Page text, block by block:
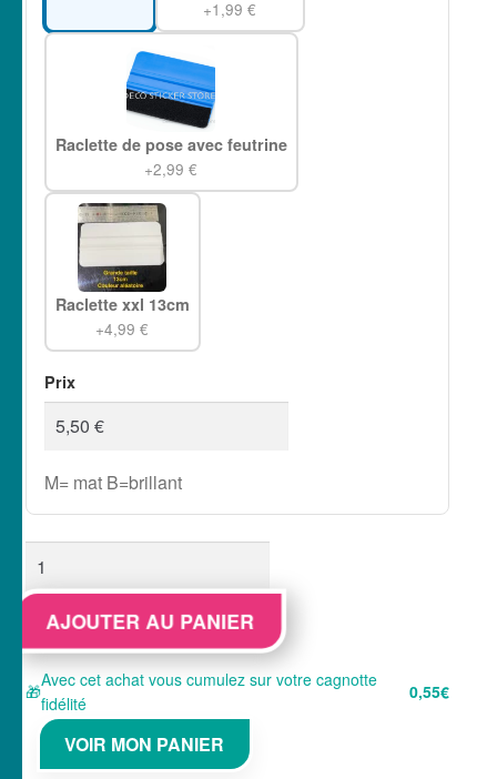
+1,99 €
Raclette de pose avec feutrine
+2,99 €
Raclette xxl 13cm
+4,99 €
Prix
M= mat B=brillant
de
Sticker
Autocollant
4x4
4WD
AJOUTER AU PANIER
🎁
Avec cet achat vous cumulez sur votre cagnotte
fidélité
0,55€
VOIR MON PANIER